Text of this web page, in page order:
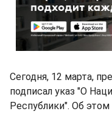
Сегодня, 12 марта,
подписал указ "О
Республики". Об